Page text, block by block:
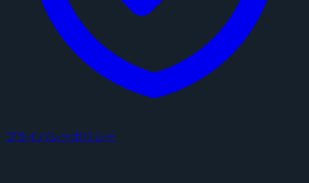
プライバシーポリシー